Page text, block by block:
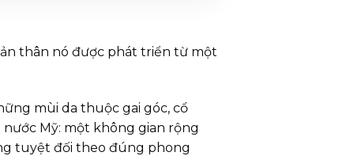
thân nó được phát triển từ một
mùi da thuộc gai góc, cổ
Mỹ: một không gian rộng
tuyệt đối theo đúng phong